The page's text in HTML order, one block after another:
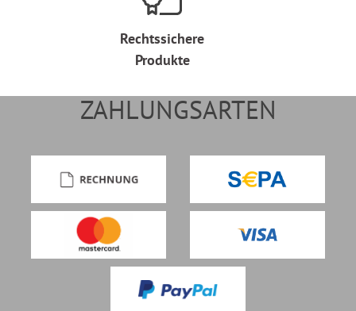
Rechtssichere
Produkte
ZAHLUNGSARTEN